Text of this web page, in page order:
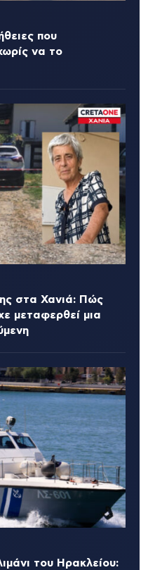
που
να το
στα Χανιά: Πώς
μεταφερθεί μια
του Ηρακλείου: